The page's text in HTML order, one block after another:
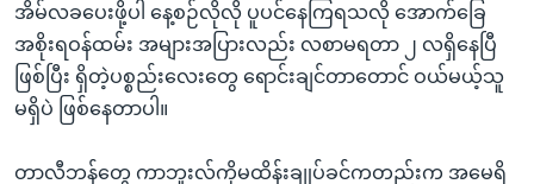
အိမ်လခပေးဖို့ပါ နေ့စဉ်လိုလို ပူပင်နေကြရသလို အောက်ခြေ
အစိုးရဝန်ထမ်း အများအပြားလည်း လစာမရတာ ၂ လရှိနေပြီ
ဖြစ်ပြီး ရှိတဲ့ပစ္စည်းလေးတွေ ရောင်းချင်တာတောင် ဝယ်မယ့်သူ
မရှိပဲ ဖြစ်နေတာပါ။
တာလီဘန်တွေ ကာဘူးလ်ကိုမထိန်းချုပ်ခင်ကတည်းက အမေရိ